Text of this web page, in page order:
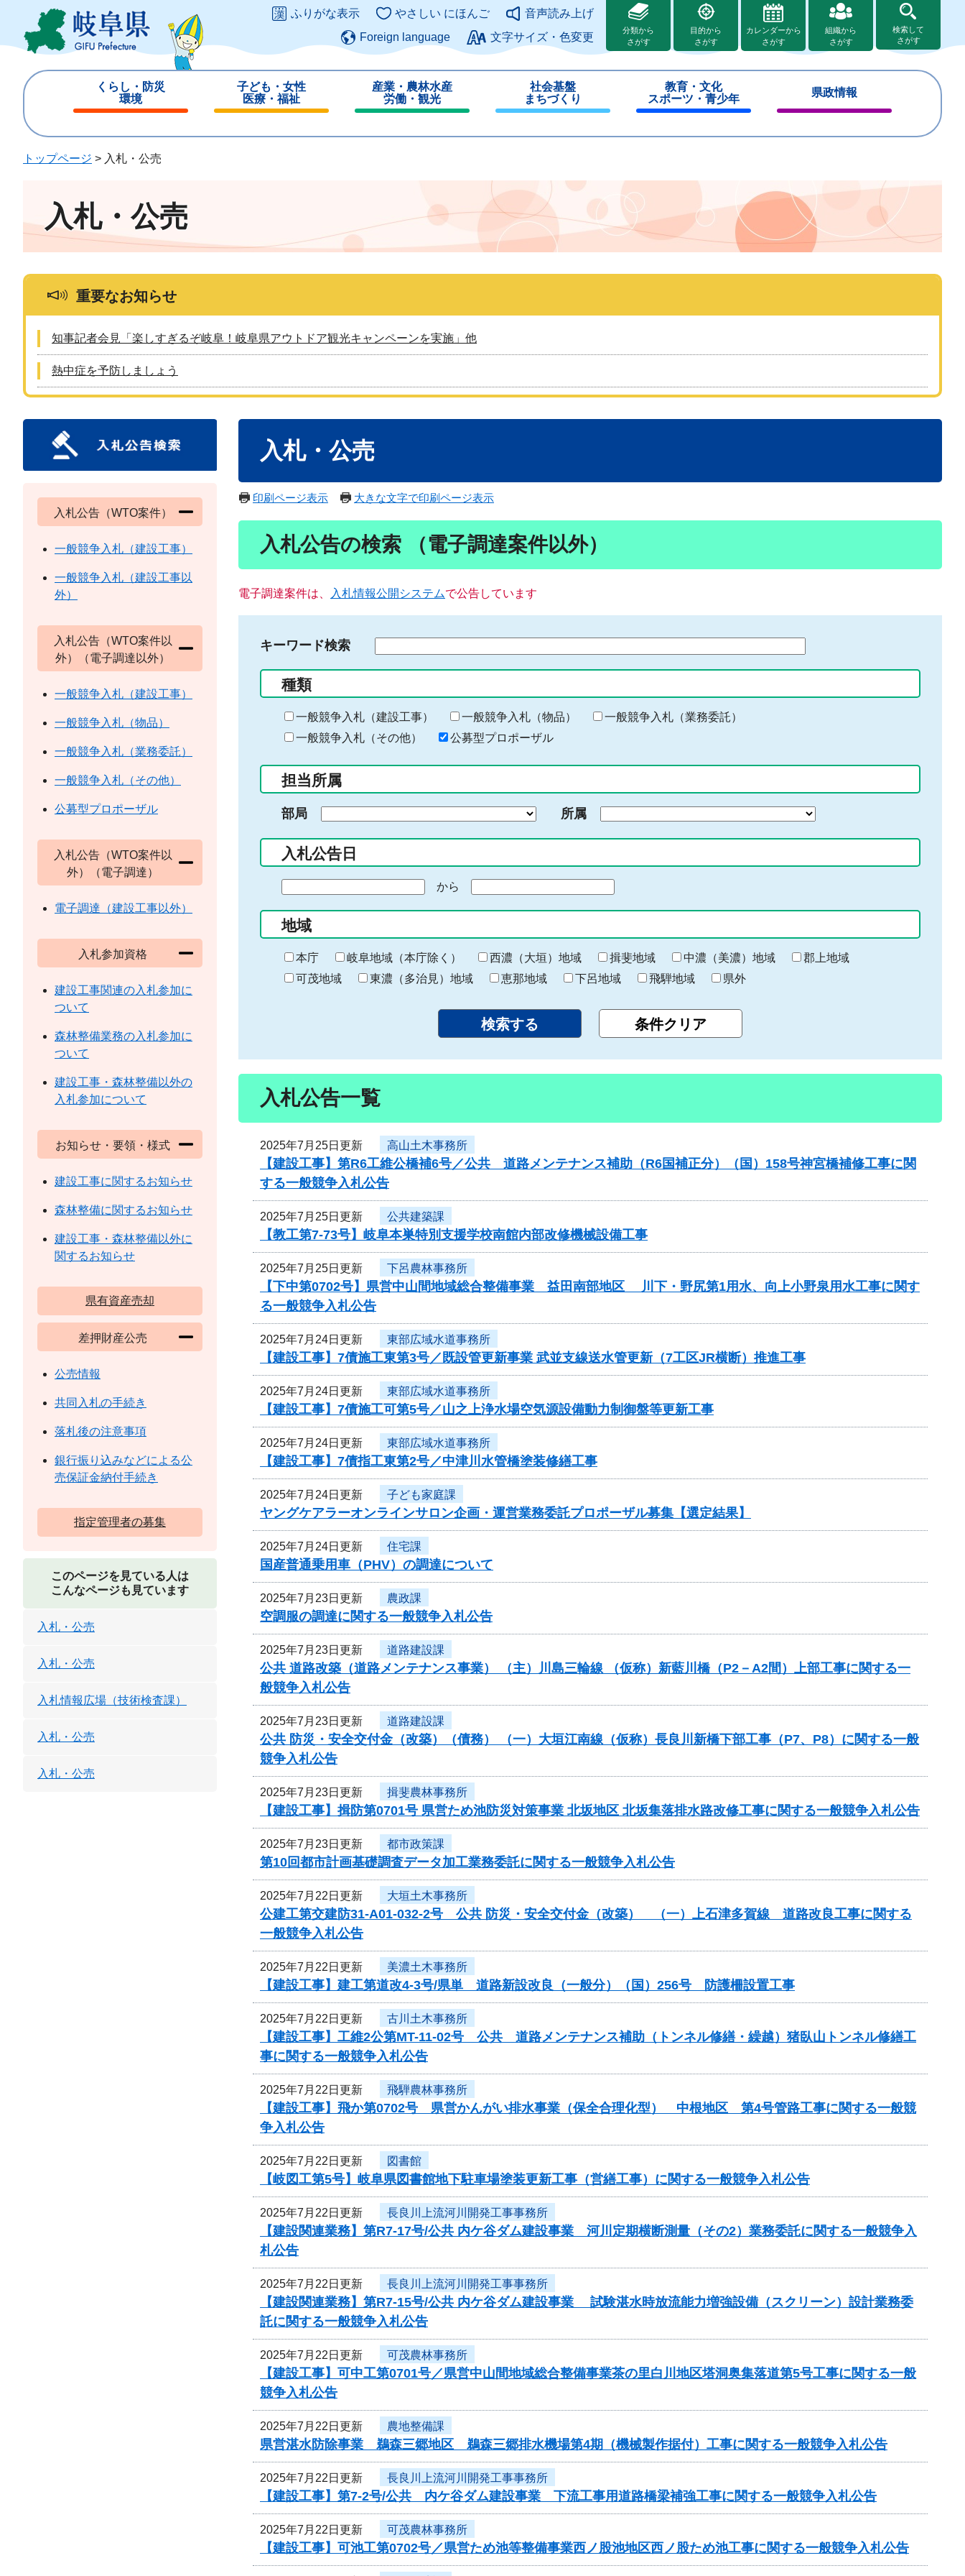
ジ
ュ
このページの本文へ
ふりがな表示 やさしい にほんご
音声読み上げ
Foreign language
文字サイズ・色変更
分類から
さがす
目的から
さがす
カレンダーから
さがす
組織から
さがす
検索して
さがす
くらし・防災
環境
じ
子ども・女性
医療・福祉
じ
産業・農林水産
労働・観光
じ
社会基盤
まちづくり
じ
教育・文化
スポーツ・青少年
じ
県政情報
じ
トップページ > 入札・公売
入札・公売
重要なお知らせ
知事記者会見「楽しすぎるぞ岐阜！岐阜県アウトドア観光キャンペーンを実施」他
熱中症を予防しましょう
入札・公売
印刷ページ表示 大きな文字で印刷ページ表示
入札公告の検索 （電子調達案件以外）
電子調達案件は、 入札情報公開システムで公告しています
キーワード検索
る
キ
ー
ー
入
力
種類
一般競争入札（建設工事） 一般競争入札（物品）
一般競争入札（業務委託）
一般競争入札（その他）
公募型プロポーザル
担当所属
部局 所属
入札公告日
の
始
ま
り
から
終
わ
り
地域
本庁 岐阜地域（本庁除く） 西濃（大垣）地域 揖斐地域 中濃（美濃）地域
郡上地域
可茂地域
東濃（多治見）地域 恵那地域 下呂地域 飛騨地域 県外
入札公告一覧
2025年7月25日更新 高山土木事務所
【建設工事】第R6工維公橋補6号／公共 道路メンテナンス補助（R6国補正分）（国）158号神宮橋補修工事に関
する一般競争入札公告
2025年7月25日更新 公共建築課
【教工第7-73号】岐阜本巣特別支援学校南館内部改修機械設備工事
2025年7月25日更新 下呂農林事務所
【下中第0702号】県営中山間地域総合整備事業 益田南部地区 川下・野尻第1用水、向上小野泉用水工事に関す
る一般競争入札公告
2025年7月24日更新 東部広域水道事務所
【建設工事】7債施工東第3号／既設管更新事業 武並支線送水管更新（7工区JR横断）推進工事
2025年7月24日更新 東部広域水道事務所
【建設工事】7債施工可第5号／山之上浄水場空気源設備動力制御盤等更新工事
2025年7月24日更新 東部広域水道事務所
【建設工事】7債指工東第2号／中津川水管橋塗装修繕工事
2025年7月24日更新 子ども家庭課
ヤングケアラーオンラインサロン企画・運営業務委託プロポーザル募集【選定結果】
2025年7月24日更新 住宅課
国産普通乗用車（PHV）の調達について
2025年7月23日更新 農政課
空調服の調達に関する一般競争入札公告
2025年7月23日更新 道路建設課
公共 道路改築（道路メンテナンス事業） （主）川島三輪線 （仮称）新藍川橋（P2－A2間）上部工事に関する一
般競争入札公告
2025年7月23日更新 道路建設課
公共 防災・安全交付金（改築）（債務） （一）大垣江南線（仮称）長良川新橋下部工事（P7、P8）に関する一般
競争入札公告
2025年7月23日更新 揖斐農林事務所
【建設工事】揖防第0701号 県営ため池防災対策事業 北坂地区 北坂集落排水路改修工事に関する一般競争入札公告
2025年7月23日更新 都市政策課
第10回都市計画基礎調査データ加工業務委託に関する一般競争入札公告
2025年7月22日更新 大垣土木事務所
公建工第交建防31-A01-032-2号 公共 防災・安全交付金（改築） （一）上石津多賀線 道路改良工事に関する
一般競争入札公告
2025年7月22日更新 美濃土木事務所
【建設工事】建工第道改4-3号/県単 道路新設改良（一般分）（国）256号 防護柵設置工事
2025年7月22日更新 古川土木事務所
【建設工事】工維2公第MT-11-02号 公共 道路メンテナンス補助（トンネル修繕・繰越）猪臥山トンネル修繕工
事に関する一般競争入札公告
2025年7月22日更新 飛騨農林事務所
【建設工事】飛か第0702号 県営かんがい排水事業（保全合理化型） 中根地区 第4号管路工事に関する一般競
争入札公告
2025年7月22日更新 図書館
【岐図工第5号】岐阜県図書館地下駐車場塗装更新工事（営繕工事）に関する一般競争入札公告
2025年7月22日更新 長良川上流河川開発工事事務所
【建設関連業務】第R7-17号/公共 内ケ谷ダム建設事業 河川定期横断測量（その2）業務委託に関する一般競争入
札公告
2025年7月22日更新 長良川上流河川開発工事事務所
【建設関連業務】第R7-15号/公共 内ケ谷ダム建設事業 試験湛水時放流能力増強設備（スクリーン）設計業務委
託に関する一般競争入札公告
2025年7月22日更新 可茂農林事務所
【建設工事】可中工第0701号／県営中山間地域総合整備事業茶の里白川地区塔洞奥集落道第5号工事に関する一般
競争入札公告
2025年7月22日更新 農地整備課
県営湛水防除事業 鵜森三郷地区 鵜森三郷排水機場第4期（機械製作据付）工事に関する一般競争入札公告
2025年7月22日更新 長良川上流河川開発工事事務所
【建設工事】第7-2号/公共 内ケ谷ダム建設事業 下流工事用道路橋梁補強工事に関する一般競争入札公告
2025年7月22日更新 可茂農林事務所
【建設工事】可池工第0702号／県営ため池等整備事業西ノ股池地区西ノ股ため池工事に関する一般競争入札公告
入札公告（WTO案件）
一般競争入札（建設工事）
一般競争入札（建設工事以
外）
入札公告（WTO案件以
外）（電子調達以外）
一般競争入札（建設工事）
一般競争入札（物品）
一般競争入札（業務委託）
一般競争入札（その他）
公募型プロポーザル
入札公告（WTO案件以
外）（電子調達）
電子調達（建設工事以外）
入札参加資格
建設工事関連の入札参加に
ついて
森林整備業務の入札参加に
ついて
建設工事・森林整備以外の
入札参加について
お知らせ・要領・様式
建設工事に関するお知らせ
森林整備に関するお知らせ
建設工事・森林整備以外に
関するお知らせ
県有資産売却
差押財産公売
公売情報
共同入札の手続き
落札後の注意事項
銀行振り込みなどによる公
売保証金納付手続き
指定管理者の募集
このページを見ている人は
こんなページも見ています
入札・公売
入札・公売
入札情報広場（技術検査課）
入札・公売
入札・公売